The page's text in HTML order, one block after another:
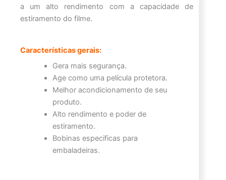
a um alto rendimento com a capacidade de
estiramento do filme.
Características gerais:
Gera mais segurança.
Age como uma película protetora.
Melhor acondicionamento de seu
produto.
Alto rendimento e poder de
estiramento.
Bobinas especificas para
embaladeiras.